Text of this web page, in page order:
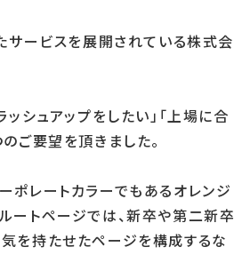
サービスを展開されている株式会
シュアップをしたい」「上場に合
のご要望を頂きました。
ポレートカラーでもあるオレンジ
ートページでは、新卒や第二新卒
気を持たせたページを構成するな